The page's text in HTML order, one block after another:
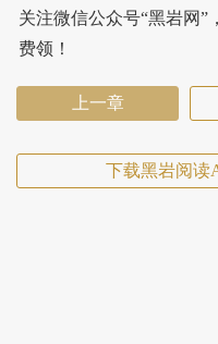
关注微信公众号“黑岩网
费领！
上一章
下载黑岩阅